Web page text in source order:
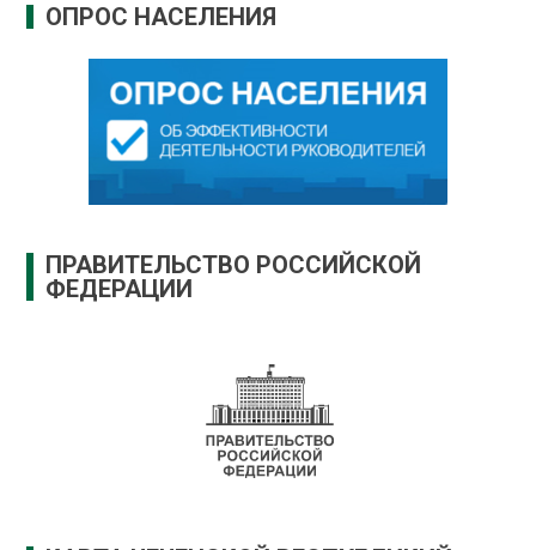
ОПРОС НАСЕЛЕНИЯ
ПРАВИТЕЛЬСТВО РОССИЙСКОЙ
ФЕДЕРАЦИИ